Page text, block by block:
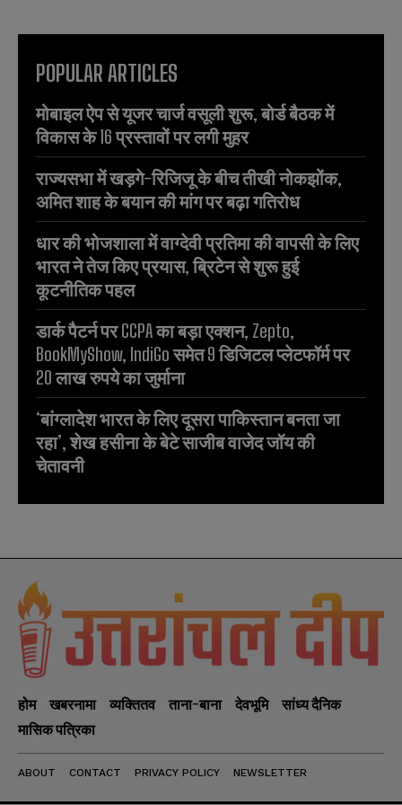
POPULAR ARTICLES
मोबाइल ऐप से यूजर चार्ज वसूली शुरू, बोर्ड बैठक में
विकास के 16 प्रस्तावों पर लगी मुहर
राज्यसभा में खड़गे-रिजिजू के बीच तीखी नोकझोंक,
अमित शाह के बयान की मांग पर बढ़ा गतिरोध
धार की भोजशाला में वाग्देवी प्रतिमा की वापसी के लिए
भारत ने तेज किए प्रयास, ब्रिटेन से शुरू हुई
कूटनीतिक पहल
डार्क पैटर्न पर CCPA का बड़ा एक्शन, Zepto,
BookMyShow, IndiGo समेत 9 डिजिटल प्लेटफॉर्म पर
20 लाख रुपये का जुर्माना
‘बांग्लादेश भारत के लिए दूसरा पाकिस्तान बनता जा
रहा’, शेख हसीना के बेटे साजीब वाजेद जॉय की
चेतावनी
होम खबरनामा व्यक्तितव ताना-बाना देवभूमि
सांध्य दैनिक
मासिक पत्रिका
ABOUT CONTACT PRIVACY POLICY NEWSLETTER